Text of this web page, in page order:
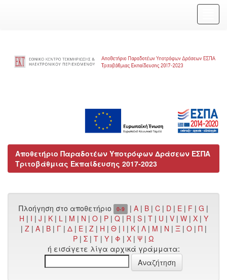
Αποθετήριο Παραδοτέων Υποτρόφων Δράσεων ΕΣΠΑ
Τριτοβάθμιας Εκπαίδευσης 2017-2023
Πλοήγηση στο αποθετήριο 0-9 |A | B |C | D | E | F |G |
H | I | J | K | L | M | N | O | P | Q | R | S | T | U | V | W | X | Y
| Z | Α | Β | Γ | Δ | Ε | Ζ | Η | Θ | Ι | Κ | Λ | Μ | Ν | Ξ | Ο | Π |
Ρ | Σ | Τ | Υ | Φ | Χ | Ψ | Ω
ή εισάγετε λίγα αρχικά γράμματα: